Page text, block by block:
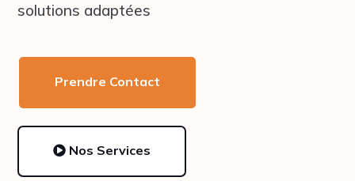
solutions adaptées
Prendre Contact
Nos Services